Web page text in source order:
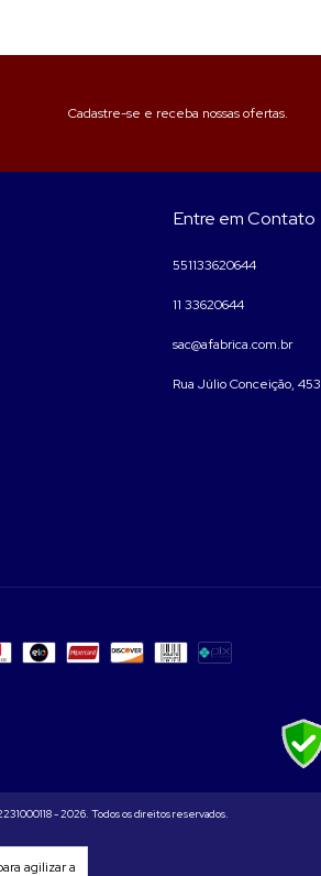
agilizar a
Cadastre-se e receba nossas ofertas.
Entre em Contato
551133620644
11 33620644
sac@afabrica.com.br
Rua Júlio Conceição, 453
- 2026. Todos os direitos reservados.